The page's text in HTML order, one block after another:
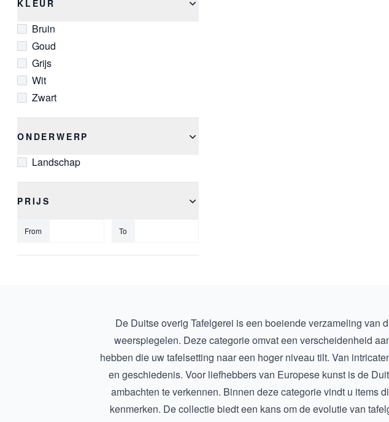
KLEUR
Bruin
Goud
Grijs
Wit
Zwart
ONDERWERP
Landschap
PRIJS
From To
De Duitse overig Tafelgerei is een boeiende verzameling van
weerspiegelen. Deze categorie omvat een verscheidenheid
hebben die uw tafelsetting naar een hoger niveau tilt. Van
en geschiedenis. Voor liefhebbers van Europese kunst is de
ambachten te verkennen. Binnen deze categorie vindt u items
kenmerken. De collectie biedt een kans om de evolutie van